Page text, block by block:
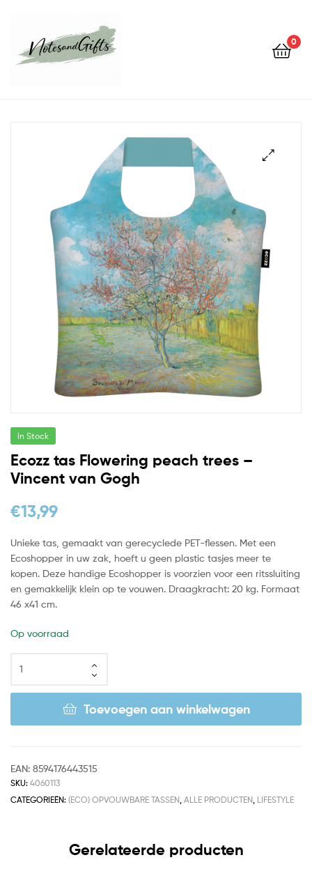
0
In Stock
Ecozz tas Flowering peach trees –
Vincent van Gogh
€13,99
Unieke tas, gemaakt van gerecyclede PET-flessen. Met een
Ecoshopper in uw zak, hoeft u geen plastic tasjes meer te
kopen. Deze handige Ecoshopper is voorzien voor een ritssluiting
en gemakkelijk klein op te vouwen. Draagkracht: 20 kg. Formaat
46 x41 cm.
Op voorraad
Toevoegen aan winkelwagen
EAN: 8594176443515
SKU: 4060113
CATEGORIEËN: (ECO) OPVOUWBARE TASSEN ALLE PRODUCTEN LIFESTYLE
Gerelateerde producten